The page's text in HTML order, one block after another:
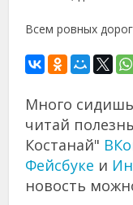
Всем ровных
Много сидишь
читай
Костанай"
Фейсбуке и
новость